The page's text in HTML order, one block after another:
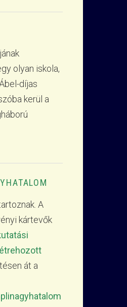
olyan iskola,
díjas
kerül a
A
kártevők
létrehozott
át a